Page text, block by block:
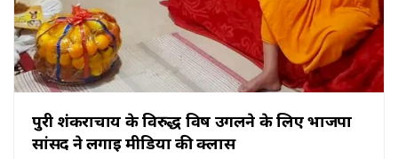
पुरी शंकराचार्य के विरुद्ध विष उगलने के लिए भाजपा
सांसद ने लगाई मीडिया की क्लास